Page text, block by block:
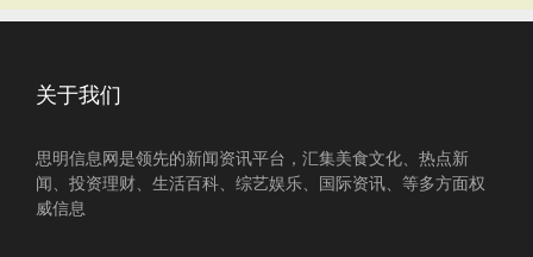
关于我们
思明信息网是领先的新闻资讯平台，汇集美食文化、热点新
闻、投资理财、生活百科、综艺娱乐、国际资讯、等多方面权
威信息